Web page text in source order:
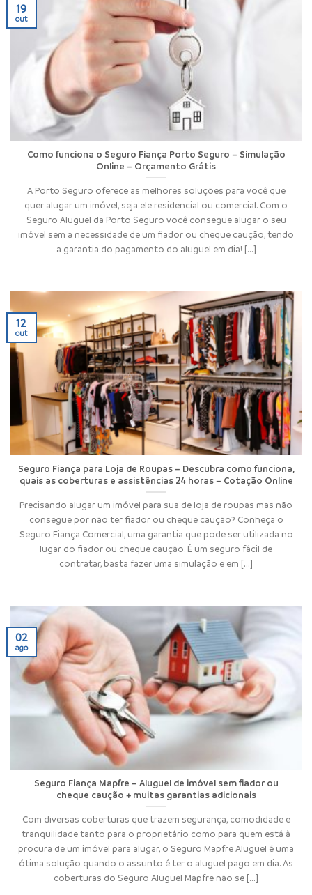
Como funciona o Seguro Fiança Porto Seguro – Simulação
Online – Orçamento Grátis
A Porto Seguro oferece as melhores soluções para você que
quer alugar um imóvel, seja ele residencial ou comercial. Com o
Seguro Aluguel da Porto Seguro você consegue alugar o seu
imóvel sem a necessidade de um fiador ou cheque caução, tendo
a garantia do pagamento do aluguel em dia! [...]
19
out
Seguro Fiança para Loja de Roupas – Descubra como funciona,
quais as coberturas e assistências 24 horas – Cotação Online
Precisando alugar um imóvel para sua de loja de roupas mas não
consegue por não ter fiador ou cheque caução? Conheça o
Seguro Fiança Comercial, uma garantia que pode ser utilizada no
lugar do fiador ou cheque caução. É um seguro fácil de
contratar, basta fazer uma simulação e em [...]
12
out
Seguro Fiança Mapfre – Aluguel de imóvel sem fiador ou
cheque caução + muitas garantias adicionais
Com diversas coberturas que trazem segurança, comodidade e
tranquilidade tanto para o proprietário como para quem está à
procura de um imóvel para alugar, o Seguro Mapfre Aluguel é uma
ótima solução quando o assunto é ter o aluguel pago em dia. As
coberturas do Seguro Aluguel Mapfre não se [...]
02
ago